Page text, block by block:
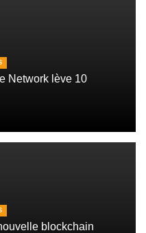
Network lève 10
blockchain